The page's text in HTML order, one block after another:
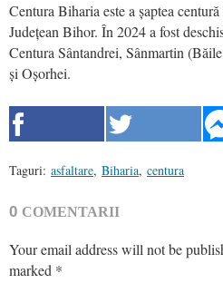
Centura Biharia este a șaptea
Județean Bihor. În 2024 a fost
Centura Sântandrei, Sânmartin
și Oșorhei.
Taguri: asfaltare, Biharia, centura
0 COMENTARII
Your email address will not be
marked *